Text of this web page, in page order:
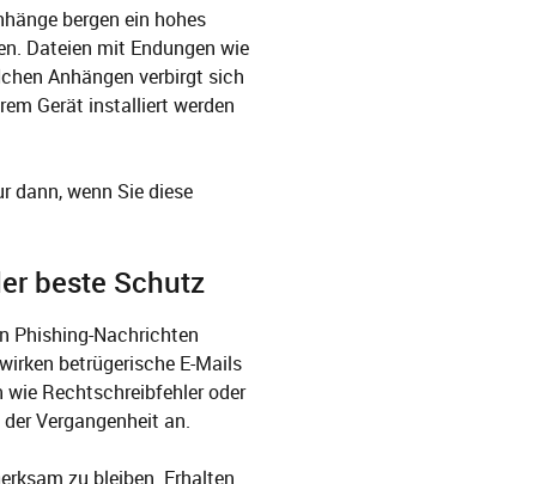
bergen ein hohes
Dateien mit Endungen wie
Anhängen verbirgt sich
Gerät installiert werden
dann, wenn Sie diese
beste Schutz
Phishing-Nachrichten
betrügerische E-Mails
Rechtschreibfehler oder
Vergangenheit an.
zu bleiben. Erhalten